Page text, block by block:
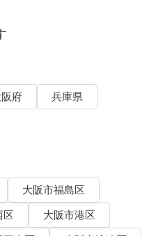
府
兵庫県
大阪市福島区
区
大阪市港区